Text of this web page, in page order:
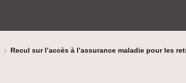
5 Recul sur l’accès à l’assurance maladie pour les